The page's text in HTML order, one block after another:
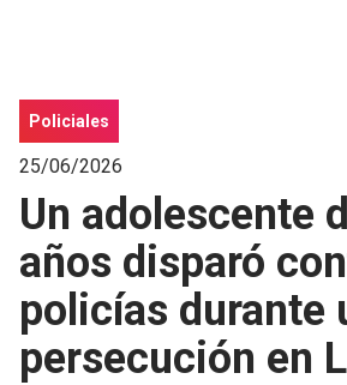
Policiales
25/06/2026
Un adolescente
años disparó
policías durante
persecución en